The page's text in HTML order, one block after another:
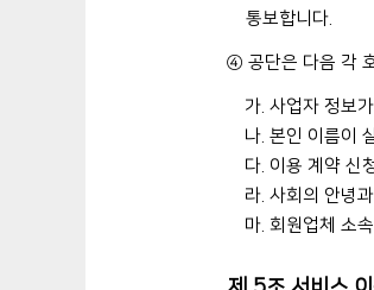
통보합니다.
④ 공단은 다음 각
가. 사업자 정보
나. 본인 이름이
다. 이용 계약 신
라. 사회의 안녕
마. 회원업체 소